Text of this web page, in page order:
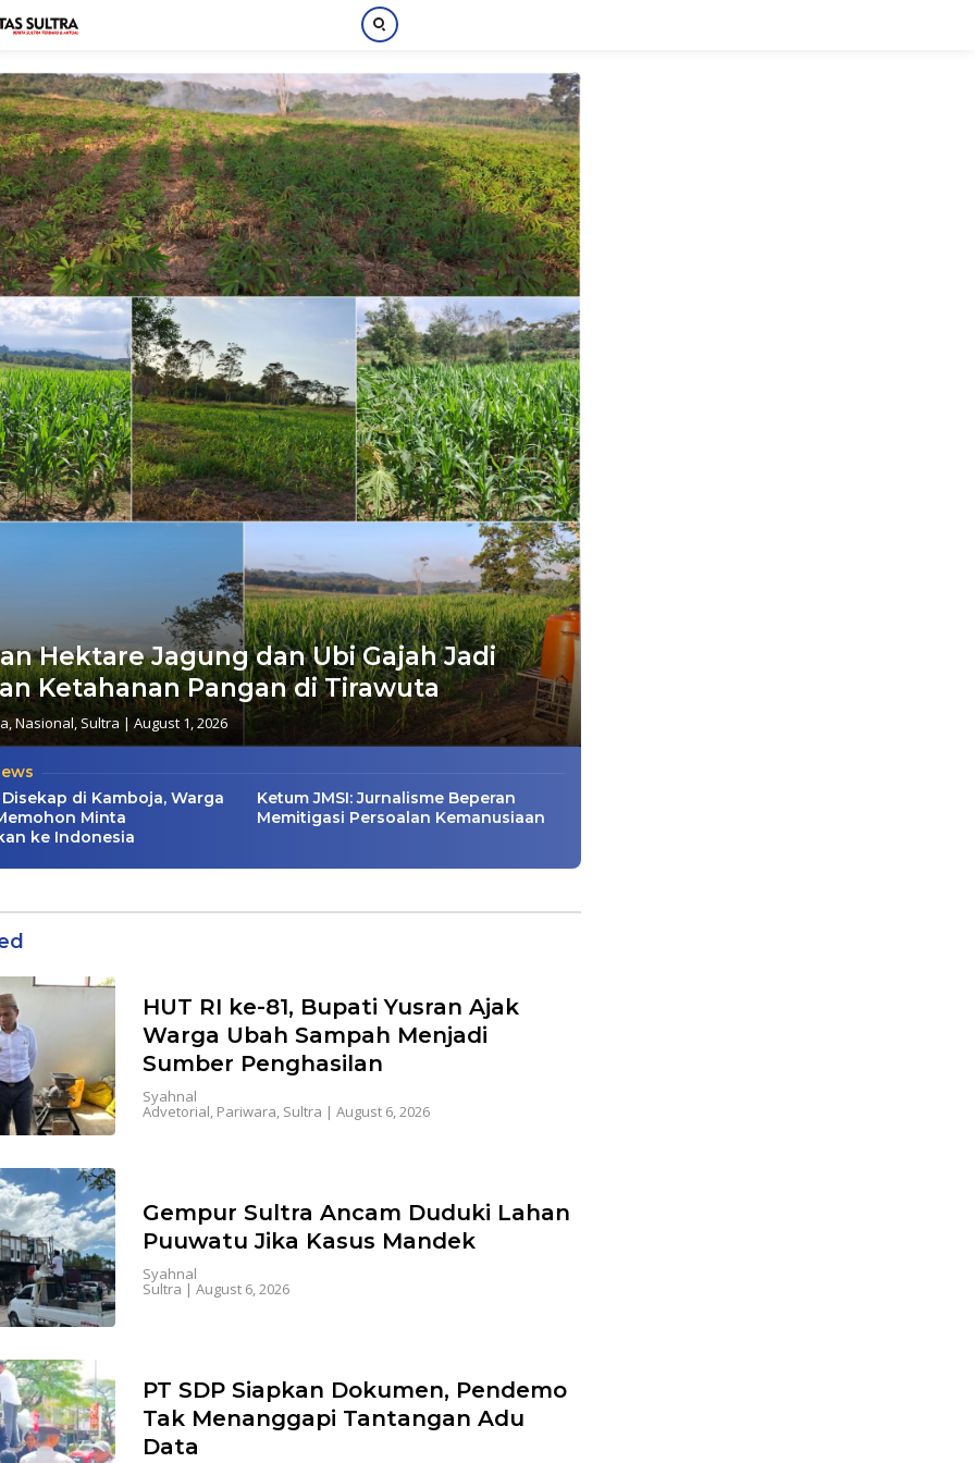
Hektare Jagung dan Ubi Gajah Jadi
Ketahanan Pangan di Tirawuta
,Nasional,Sultra | August 1, 2026
di Kamboja, Warga
Minta
ke Indonesia
Ketum JMSI: Jurnalisme Beperan
Memitigasi Persoalan Kemanusiaan
HUT RI ke-81, Bupati Yusran Ajak
Warga Ubah Sampah Menjadi
Sumber Penghasilan
Syahnal
Advetorial, Pariwara, Sultra |August 6, 2026
Gempur Sultra Ancam Duduki Lahan
Puuwatu Jika Kasus Mandek
Syahnal
Sultra |August 6, 2026
PT SDP Siapkan Dokumen, Pendemo
Tak Menanggapi Tantangan Adu
Data